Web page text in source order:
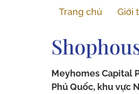
Trang chủ
Giới
Meyhomes Capital
Phú Quốc, khu vực